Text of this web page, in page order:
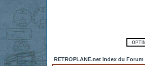
RETROPLANE.net Index du Forum